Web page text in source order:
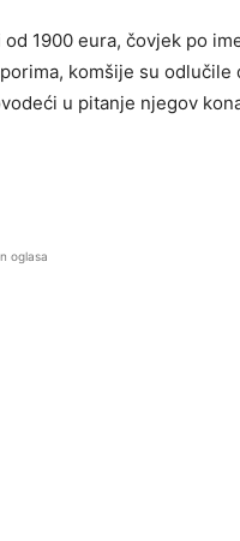
1900 eura, čovjek po
komšije su
u pitanje njegov
oglasa